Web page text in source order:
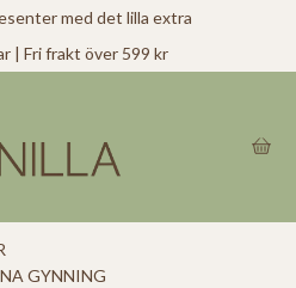
med det lilla extra
| Fri frakt över 599 kr
GYNNING